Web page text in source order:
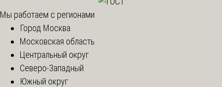
Мы работаем с регионами
Город Москва
Московская область
Центральный округ
Северо-Западный
Южный округ